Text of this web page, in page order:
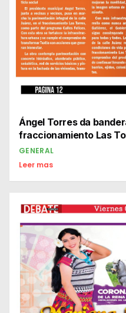
Ángel Torres da
fraccionamiento Las
GENERAL
Leer mas